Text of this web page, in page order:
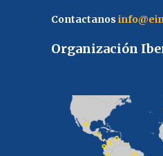
Contactanos
Organización